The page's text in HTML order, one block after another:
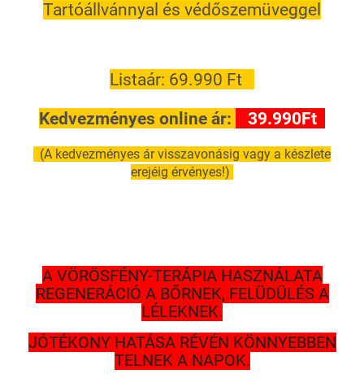
Tartóállvánnyal és védőszemüveggel
Listaár: 69.990 Ft
Kedvezményes online ár:
39.990Ft
(A kedvezményes ár visszavonásig vagy a készlete
erejéig érvényes!)
A VÖRÖSFÉNY-TERÁPIA HASZNÁLATA
REGENERÁCIÓ A BŐRNEK, FELÜDÜLÉS A
LÉLEKNEK.
JÓTÉKONY HATÁSA RÉVÉN KÖNNYEBBEN
TELNEK A NAPOK.